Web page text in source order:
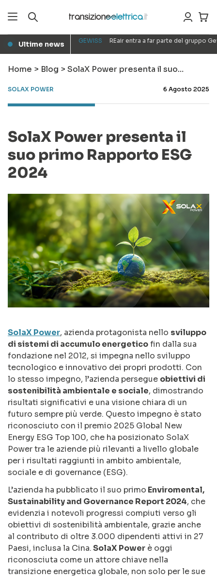
● Ultime news GEWISS REair entra a far parte del gruppo
Home > Blog > SolaX Power presenta il suo…
SOLAX POWER 6 Agosto 2025
SolaX Power presenta il
suo primo Rapporto ESG
2024
SolaX Power, azienda protagonista nello sviluppo
di sistemi di accumulo energeticofin dalla sua
fondazione nel 2012, si impegna nello sviluppo
tecnologico e innovativo dei propri prodotti. Con
lo stesso impegno, l’azienda persegue obiettivi di
sostenibilità ambientale e sociale, dimostrando
risultati significativi e una visione chiara di un
futuro sempre più verde. Questo impegno è stato
riconosciuto con il premio 2025 Global New
Energy ESG Top 100, che ha posizionato SolaX
Power tra le aziende più rilevanti a livello globale
per i risultati raggiunti in ambito ambientale,
sociale e di governance (ESG).
L’azienda ha pubblicato il suo primo Enviromental,
Sustainability and Governance Report 2024, che
evidenzia i notevoli progressi compiuti verso gli
obiettivi di sostenibilità ambientale, grazie anche
al contributo di oltre 3.000 dipendenti attivi in 27
Paesi, inclusa la Cina.SolaX Power è oggi
riconosciuta come un attore chiave nella
transizione energetica globale, non solo per le sue